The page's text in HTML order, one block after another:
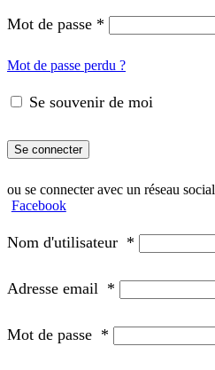
Mot de passe *
Mot de passe perdu ?
Se souvenir de moi
Se connecter
ou se connecter avec un réseau social
Facebook
Nom d'utilisateur *
Adresse email *
Mot de passe *